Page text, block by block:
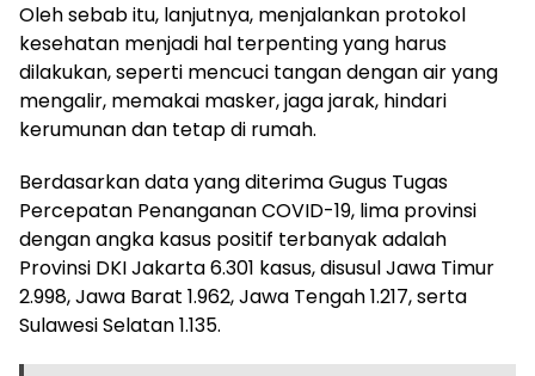
Oleh sebab itu, lanjutnya, menjalankan protokol
kesehatan menjadi hal terpenting yang harus
dilakukan, seperti mencuci tangan dengan air yang
mengalir, memakai masker, jaga jarak, hindari
kerumunan dan tetap di rumah.
Berdasarkan data yang diterima Gugus Tugas
Percepatan Penanganan COVID-19, lima provinsi
dengan angka kasus positif terbanyak adalah
Provinsi DKI Jakarta 6.301 kasus, disusul Jawa Timur
2.998, Jawa Barat 1.962, Jawa Tengah 1.217, serta
Sulawesi Selatan 1.135.